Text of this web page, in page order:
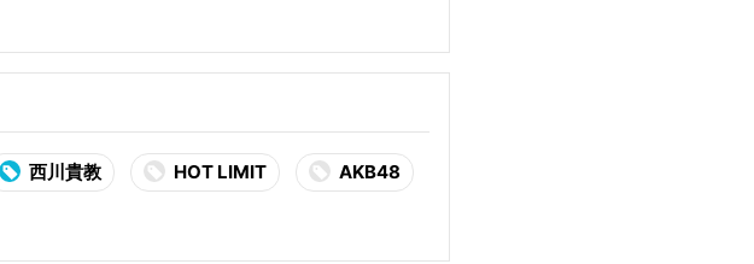
西川貴教 HOT LIMIT AKB48